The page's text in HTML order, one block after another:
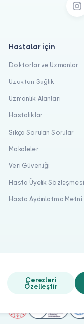
Çerezleri
Özelleştir
Hastalar için
Doktorlar ve Uzmanlar
Uzaktan Sağlık
Uzmanlık Alanları
Hastalıklar
Sıkça Sorulan Sorular
Makaleler
Veri Güvenliği
Hasta Üyelik Sözleşmesi
Hasta Aydınlatma Metni